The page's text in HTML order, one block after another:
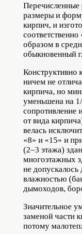
Перечисленные
размеры и
кирпич, и
образом в
обыкновенный
Конструктивно
ничем не
кирпича, но
уменьшена на
сопротивление
от вида
велась
«8» и «15» и
(2–3 этажа)
многоэтажных
не
влажностью
дымоходов,
Значительное
заменой части
потому